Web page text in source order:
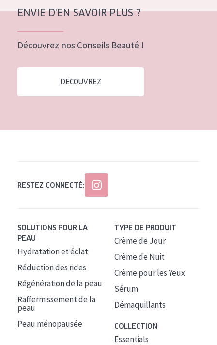
Peau normale à sèche
Peau mature
Peau ménopausée
Âge : 55+
ENVIE D'EN SAVOIR PLUS ?
Découvrez nos Conseils Beauté !
DÉCOUVREZ
RESTEZ CONNECTÉ:
SOLUTIONS POUR LA
PEAU
Hydratation et éclat
Réduction des rides
Régénération de la peau
Raffermissement de la
peau
Peau ménopausée
TYPE DE PRODUIT
Crème de Jour
Crème de Nuit
Crème pour les Yeux
Sérum
Démaquillants
COLLECTION
Essentials